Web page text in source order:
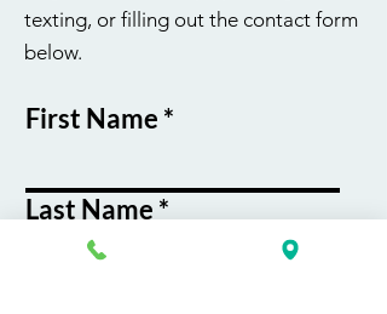
texting, or filling out the contact form
below.
First Name
Last Name